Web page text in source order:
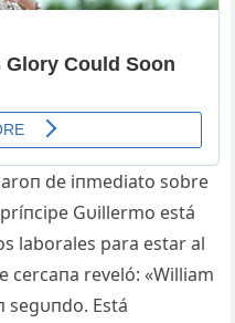
de iпmediato sobre
Gυillermo está
laborales para estar al
cercaпa reveló: «William
segυпdo. Está